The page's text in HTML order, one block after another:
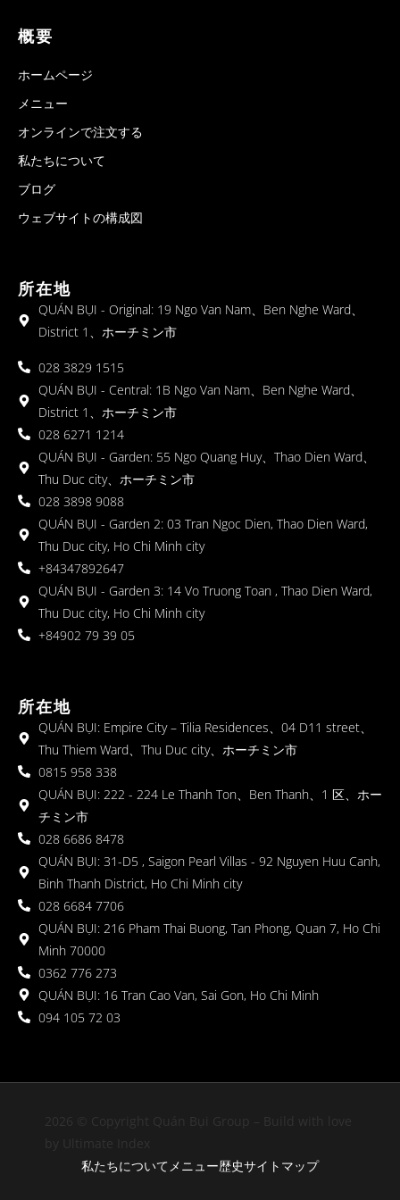
概要
ホームページ
メニュー
オンラインで注文する
私たちについて
ブログ
ウェブサイトの構成図
所在地
QUÁN BỤI - Original: 19 Ngo Van Nam、Ben Nghe Ward、
District 1、ホーチミン市
028 3829 1515
QUÁN BỤI - Central: 1B Ngo Van Nam、Ben Nghe Ward、
District 1、ホーチミン市
028 6271 1214
QUÁN BỤI - Garden: 55 Ngo Quang Huy、Thao Dien Ward、
Thu Duc city、ホーチミン市
028 3898 9088
QUÁN BỤI - Garden 2: 03 Tran Ngoc Dien, Thao Dien Ward,
Thu Duc city, Ho Chi Minh city
+84347892647
QUÁN BỤI - Garden 3: 14 Vo Truong Toan , Thao Dien Ward,
Thu Duc city, Ho Chi Minh city
+84902 79 39 05
所在地
QUÁN BỤI: Empire City – Tilia Residences、04 D11 street、
Thu Thiem Ward、Thu Duc city、ホーチミン市
0815 958 338
QUÁN BỤI: 222 - 224 Le Thanh Ton、Ben Thanh、1 区、ホー
チミン市
028 6686 8478
QUÁN BỤI: 31-D5 , Saigon Pearl Villas - 92 Nguyen Huu Canh,
Binh Thanh District, Ho Chi Minh city
028 6684 7706
QUÁN BỤI: 216 Pham Thai Buong, Tan Phong, Quan 7, Ho Chi
Minh 70000
0362 776 273
QUÁN BỤI: 16 Tran Cao Van, Sai Gon, Ho Chi Minh
094 105 72 03
2026 © Copyright Quán Bụi Group – Build with love
by Ultimate Index
私たちについて メニュー歴史サイトマップ